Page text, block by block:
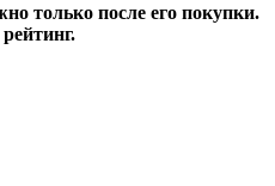
только после его покупки.